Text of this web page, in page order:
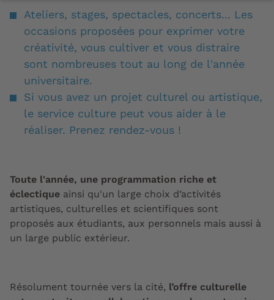
Ateliers, stages, spectacles, concerts... Les
occasions proposées pour exprimer votre
créativité, vous cultiver et vous distraire
sont nombreuses tout au long de l'année
universitaire.
Si vous avez un projet culturel ou artistique,
le service culture peut vous aider à le
réaliser. Prenez rendez-vous !
Toute l'année, une programmation riche et
éclectique ainsi qu'un large choix d’activités
artistiques, culturelles et scientifiques sont
proposés aux étudiants, aux personnels mais aussi à
un large public extérieur.
Résolument tournée vers la cité, l’offre culturelle